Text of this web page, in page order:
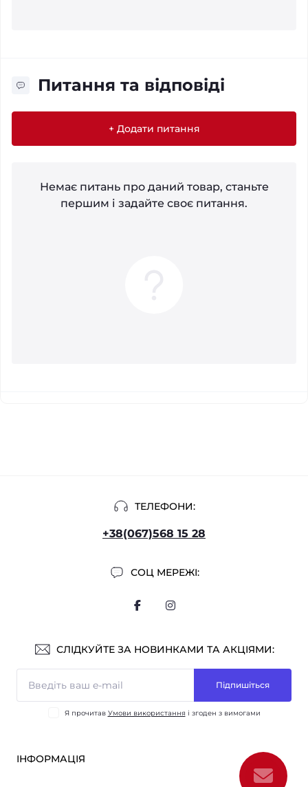
Питання та відповіді
+ Додати питання
Немає питань про даний товар, станьте
першим і задайте своє питання.
ТЕЛЕФОНИ:
+38(067)568 15 28
СОЦ МЕРЕЖІ:
СЛІДКУЙТЕ ЗА НОВИНКАМИ ТА АКЦІЯМИ:
Підпишіться
Я прочитав Умови використання і згоден з вимогами
ІНФОРМАЦІЯ